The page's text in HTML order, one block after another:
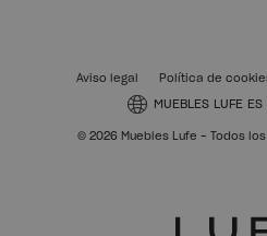
© 2026 Muebles Lufe - Todos
Aviso legal Política de
MUEBLES LUFE ES